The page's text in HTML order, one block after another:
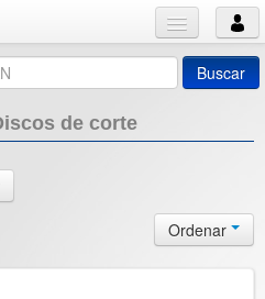
Buscar
de corte
Ordenar